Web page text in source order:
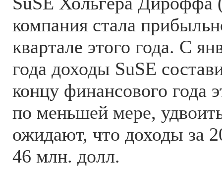
компания стала
квартале этого года. С
года доходы SuSE
концу финансового года
по меньшей мере,
ожидают, что доходы за
46 млн. долл.